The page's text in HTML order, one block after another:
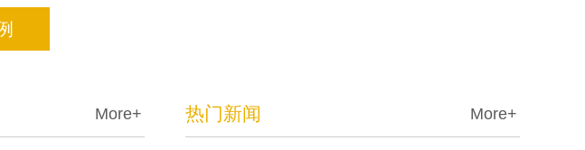
More+ 热门新闻 More+